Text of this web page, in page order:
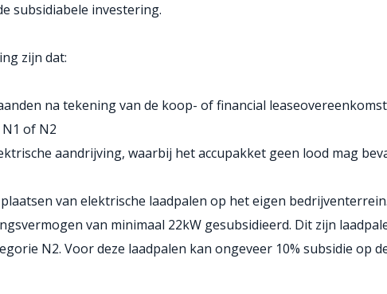
subsidiabele investering.
zijn dat:
na tekening van de koop- of financial leaseovereenkomst
of N2
aandrijving, waarbij het accupakket geen lood mag
van elektrische laadpalen op het eigen
van minimaal 22kW gesubsidieerd. Dit zijn
N2. Voor deze laadpalen kan ongeveer 10% subsidie op